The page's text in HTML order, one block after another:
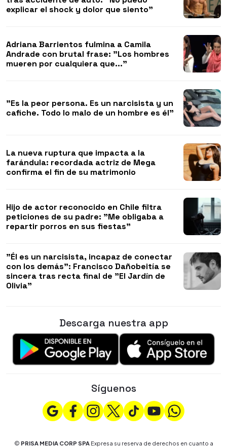
explicar el shock y dolor que siento"
Adriana Barrientos fulmina a Camila
Andrade con brutal frase: "Los hombres
mueren por cualquiera que..."
"Es la peor persona. Es un narcisista y un
cafiche. Todo lo malo de un hombre es él"
La nueva ruptura que impacta a la
farándula: recordada actriz de Mega
confirma el fin de su matrimonio
Hijo de actor reconocido en Chile filtra
peticiones de su padre: "Me obligaba a
repartir porros en sus fiestas"
"Él es un narcisista, incapaz de conectar
con los demás": Francisco Dañobeitía se
sincera tras recta final de "El Jardín de
Olivia"
Descarga nuestra app
Síguenos
© PRISA MEDIA CORP SPA Expresa su reserva de derechos en cuanto a